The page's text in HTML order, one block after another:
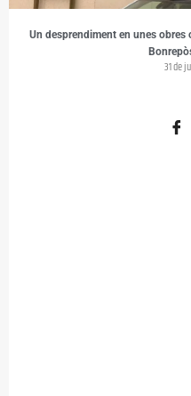
Un desprendiment en unes obres
31 de